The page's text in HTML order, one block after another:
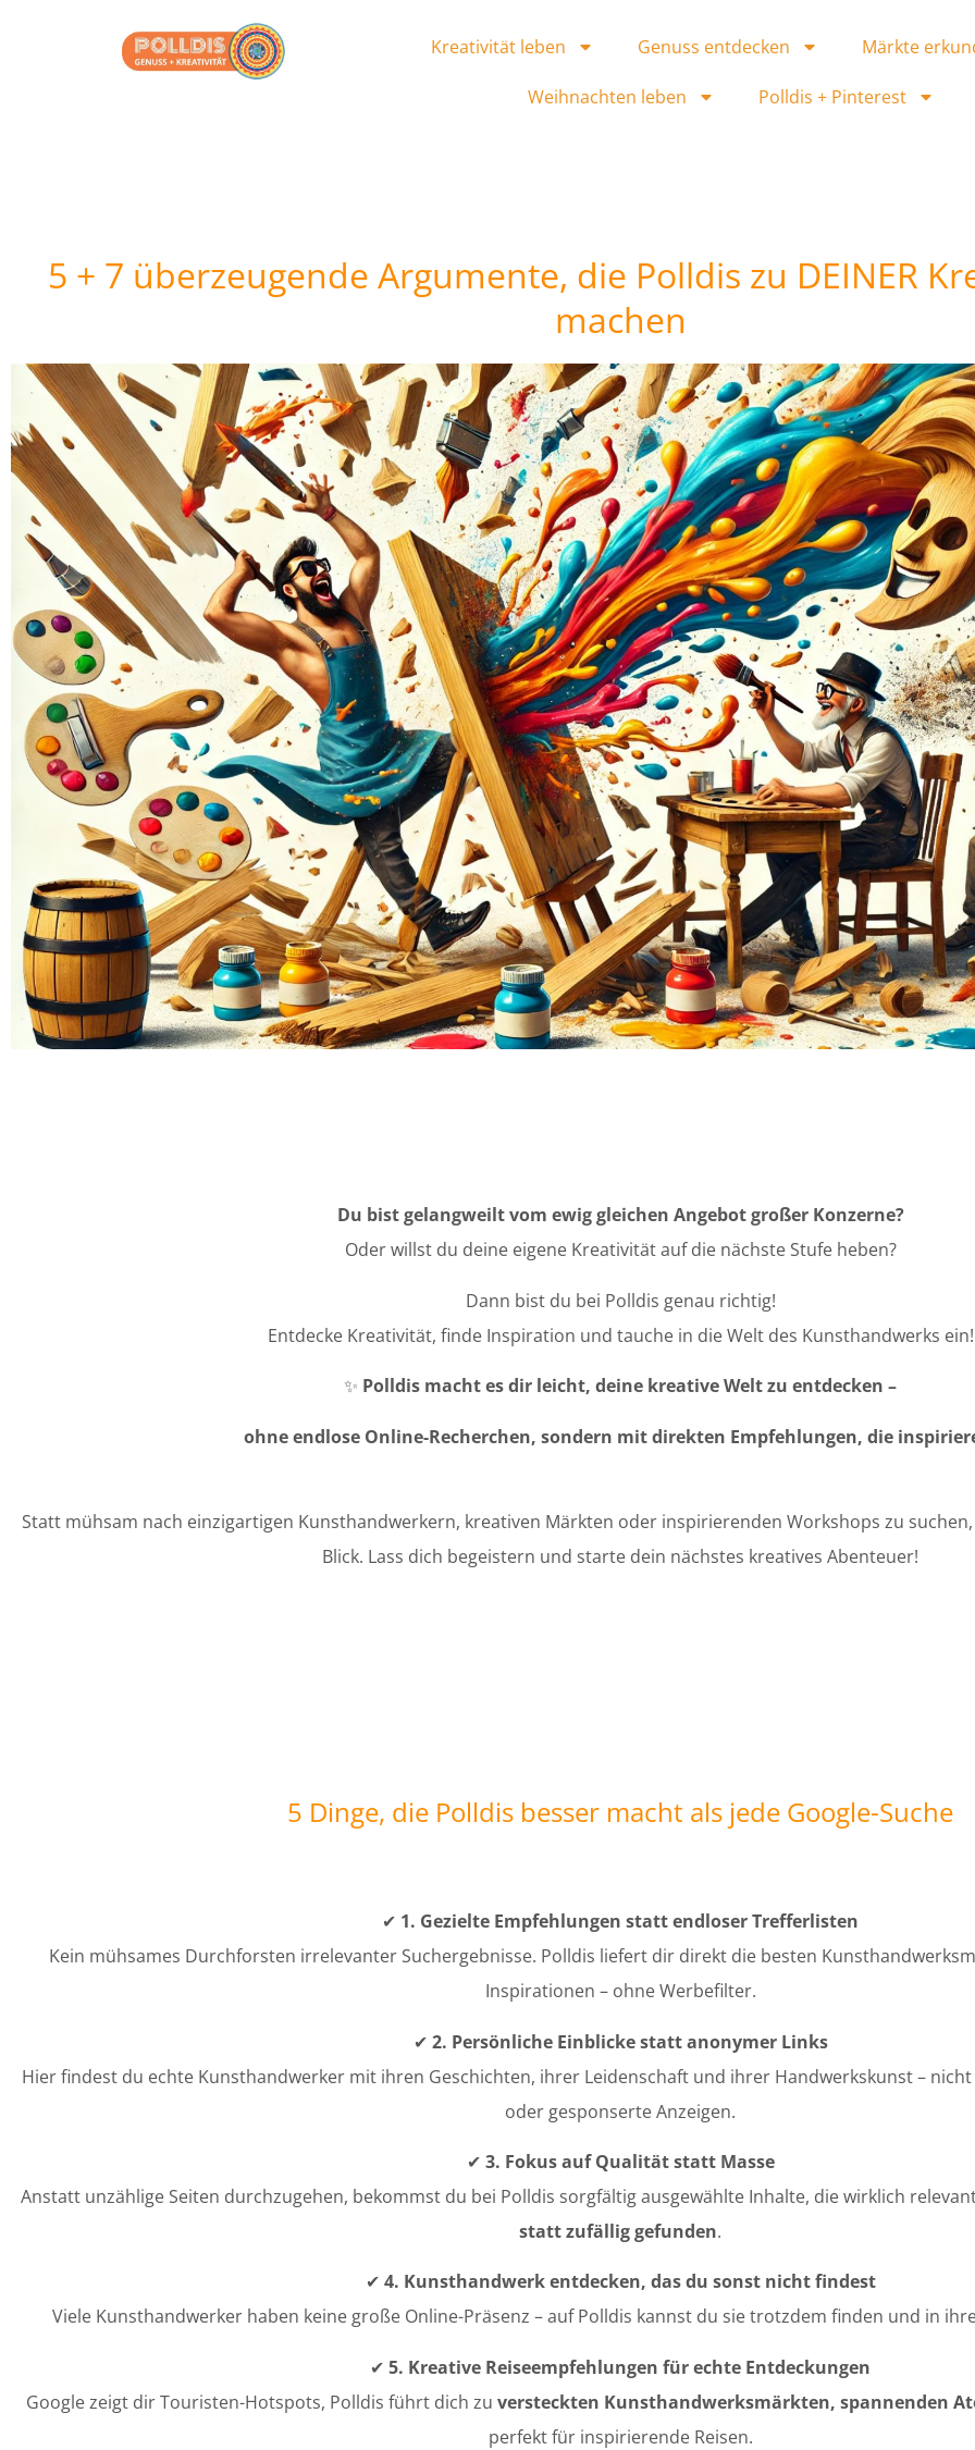
Kreativität leben Genuss entdecken Märkte
Weihnachten leben Polldis + Pinterest
5 + 7 überzeugende Argumente, die Polldis zu DEINER
machen
Du bist gelangweilt vom ewig gleichen Angebot großer Konzerne?
Oder willst du deine eigene Kreativität auf die nächste Stufe heben?
Dann bist du bei Polldis genau richtig!
Entdecke Kreativität, finde Inspiration und tauche in die Welt des Kunsthandwerks ein!
✨ Polldis macht es dir leicht, deine kreative Welt zu entdecken –
ohne endlose Online-Recherchen, sondern mit direkten Empfehlungen, die
Statt mühsam nach einzigartigen Kunsthandwerkern, kreativen Märkten oder inspirierenden Workshops zu
Blick. Lass dich begeistern und starte dein nächstes kreatives Abenteuer!
5 Dinge, die Polldis besser macht als jede Google-Suche
✔ 1. Gezielte Empfehlungen statt endloser Trefferlisten
Kein mühsames Durchforsten irrelevanter Suchergebnisse. Polldis liefert dir direkt die besten
Inspirationen – ohne Werbefilter.
✔ 2. Persönliche Einblicke statt anonymer Links
Hier findest du echte Kunsthandwerker mit ihren Geschichten, ihrer Leidenschaft und ihrer Handwerkskunst –
oder gesponserte Anzeigen.
✔ 3. Fokus auf Qualität statt Masse
Anstatt unzählige Seiten durchzugehen, bekommst du bei Polldis sorgfältig ausgewählte Inhalte, die wirklich
statt zufällig gefunden.
✔ 4. Kunsthandwerk entdecken, das du sonst nicht findest
Viele Kunsthandwerker haben keine große Online-Präsenz – auf Polldis kannst du sie trotzdem finden und in
✔ 5. Kreative Reiseempfehlungen für echte Entdeckungen
Google zeigt dir Touristen-Hotspots, Polldis führt dich zu versteckten Kunsthandwerksmärkten, spannenden
perfekt für inspirierende Reisen.